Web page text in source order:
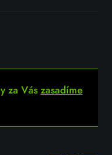
za Vás zasadíme